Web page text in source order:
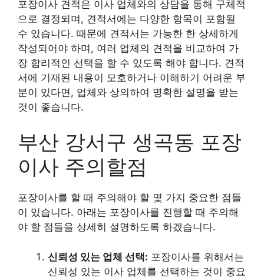
포장이사 견적은 이사 업체와의 상담을 통해 구체적
으로 결정되며, 견적서에는 다양한 항목이 포함될
수 있습니다. 때문에 견적서는 가능한 한 상세하게
작성되어야 하며, 여러 업체의 견적을 비교하여 가
장 합리적인 선택을 할 수 있도록 해야 합니다. 견적
서에 기재된 내용이 모호하거나 이해하기 어려운 부
분이 있다면, 업체와 상의하여 명확한 설명을 받는
것이 좋습니다.
부산 강서구 생곡동 포장
이사 주의할점
포장이사를 할 때 주의해야 할 몇 가지 중요한 점들
이 있습니다. 아래는 포장이사를 진행할 때 주의해
야 할 점들을 상세히 설명하도록 하겠습니다.
신뢰성 있는 업체 선택: 포장이사를 위해서는
신뢰성 있는 이사 업체를 선택하는 것이 중요